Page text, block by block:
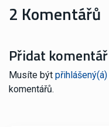
2 Komentářů
Přidat komentář
Musíte být přihlášený(á)
komentářů.